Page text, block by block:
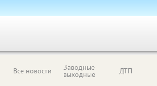
Все новости Заводные
выходные ДТП